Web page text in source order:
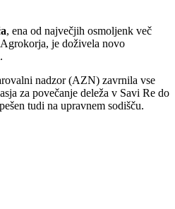
, ena od največjih osmoljenk več
je doživela novo
nadzor (AZN) zavrnila vse
za povečanje deleža v Savi Re do
tudi na upravnem sodišču.